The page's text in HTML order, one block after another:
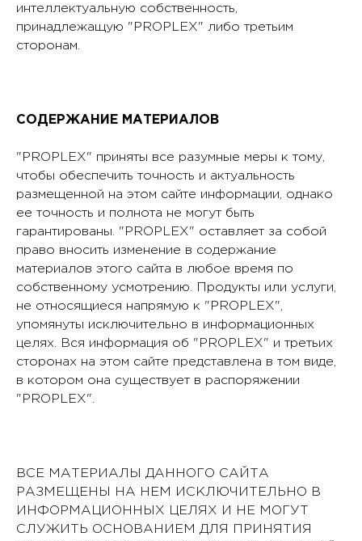
интеллектуальную собственность,
принадлежащую "PROPLEX" либо третьим
сторонам.
СОДЕРЖАНИЕ МАТЕРИАЛОВ
"PROPLEX" приняты все разумные меры к тому,
чтобы обеспечить точность и актуальность
размещенной на этом сайте информации, однако
ее точность и полнота не могут быть
гарантированы. "PROPLEX" оставляет за собой
право вносить изменение в содержание
материалов этого сайта в любое время по
собственному усмотрению. Продукты или услуги,
не относящиеся напрямую к "PROPLEX",
упомянуты исключительно в информационных
целях. Вся информация об "PROPLEX" и третьих
сторонах на этом сайте представлена в том виде,
в котором она существует в распоряжении
"PROPLEX".
ВСЕ МАТЕРИАЛЫ ДАННОГО САЙТА
РАЗМЕЩЕНЫ НА НЕМ ИСКЛЮЧИТЕЛЬНО В
ИНФОРМАЦИОННЫХ ЦЕЛЯХ И НЕ МОГУТ
СЛУЖИТЬ ОСНОВАНИЕМ ДЛЯ ПРИНЯТИЯ